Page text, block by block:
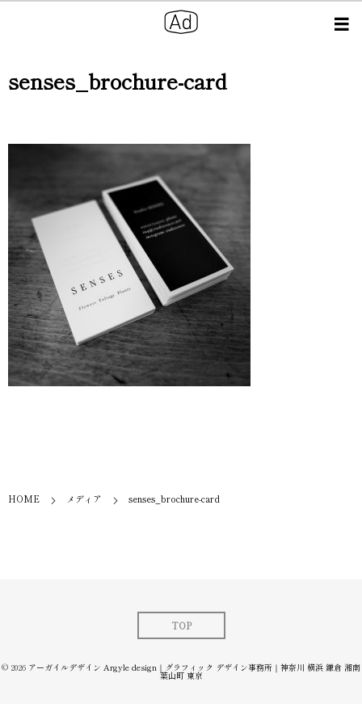
senses_brochure-card
HOME メディア senses_brochure-card
TOP
© 2026 アーガイルデザイン Argyle design｜グラフィック デザイン事務所｜神奈川 横浜 鎌倉 湘南
葉山町 東京